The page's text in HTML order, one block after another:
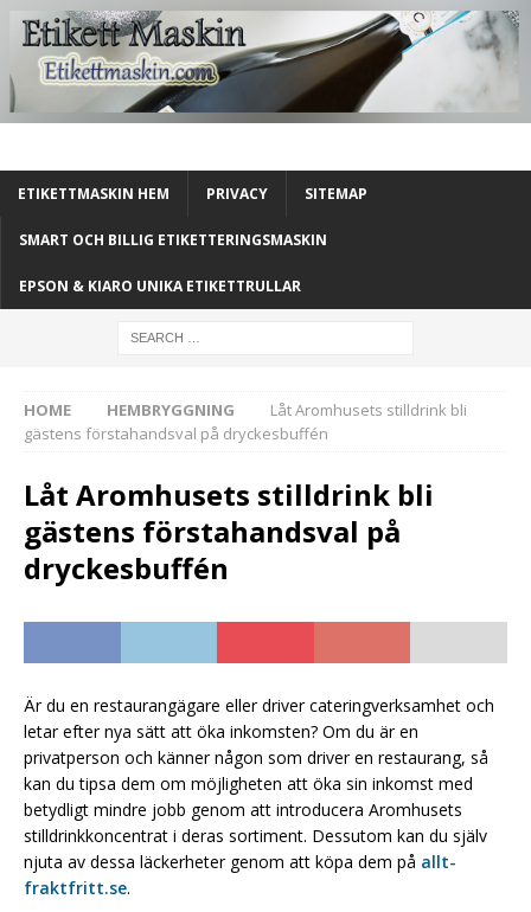
ETIKETTMASKIN HEM PRIVACY SITEMAP
SMART OCH BILLIG ETIKETTERINGSMASKIN
EPSON & KIARO UNIKA ETIKETTRULLAR
HOME HEMBRYGGNING
Låt Aromhusets stilldrink bli
gästens förstahandsval på dryckesbuffén
Låt Aromhusets stilldrink bli
gästens förstahandsval på
dryckesbuffén
Är du en restaurangägare eller driver cateringverksamhet och
letar efter nya sätt att öka inkomsten? Om du är en
privatperson och känner någon som driver en restaurang, så
kan du tipsa dem om möjligheten att öka sin inkomst med
betydligt mindre jobb genom att introducera Aromhusets
stilldrinkkoncentrat i deras sortiment. Dessutom kan du själv
njuta av dessa läckerheter genom att köpa dem på allt-
fraktfritt.se.